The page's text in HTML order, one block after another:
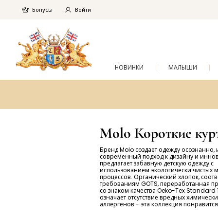
Бонусы Войти
НОВИНКИ МАЛЫШИ
Molo Короткие
Бренд Molo создает одежду осознанно,
современный подход к дизайну и
предлагает забавную детскую одежду с
использованием экологически чистых
процессов. Органический хлопок,
требованиям GOTS, переработанная
со знаком качества Oeko-Tex Standard
означает отсутствие вредных
аллергенов - эта коллекция